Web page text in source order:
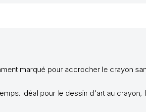
marqué pour accrocher le crayon
Idéal pour le dessin d'art au